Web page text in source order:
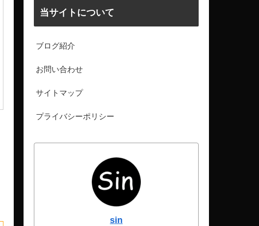
当サイトについて
ブログ紹介
お問い合わせ
サイトマップ
プライバシーポリシー
sin